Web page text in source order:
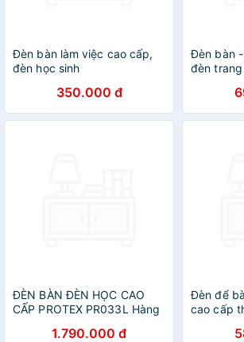
Đèn bàn làm việc cao cấp,
đèn học sinh
350.000 đ
Đèn bàn
đèn
ĐÈN BÀN ĐÈN HỌC CAO
CẤP PROTEX PR033L Hàng
1.790.000 đ
Đèn để
cao cấp